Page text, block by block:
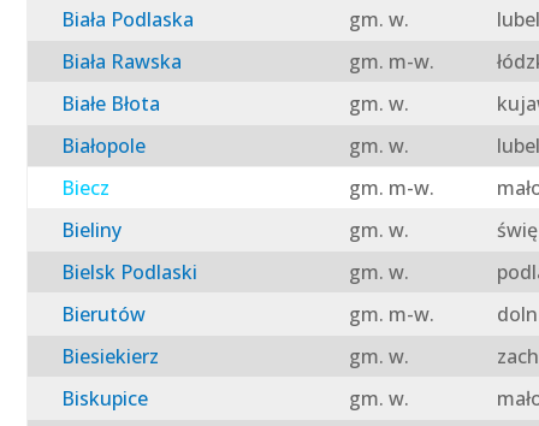
Biała Podlaska
gm. w.
Biała Rawska
gm. m-w.
Białe Błota
gm. w.
Białopole
gm. w.
Biecz
gm. m-w.
Bieliny
gm. w.
Bielsk Podlaski
gm. w.
Bierutów
gm. m-w.
Biesiekierz
gm. w.
Biskupice
gm. w.